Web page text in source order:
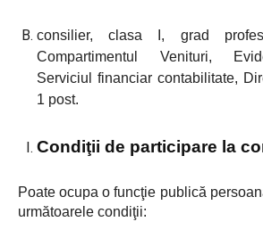
consilier, clasa I, grad
Compartimentul Venituri,
Serviciul financiar contabilitate,
1 post.
Condiţii de participare la
Poate ocupa o funcţie publică
următoarele condiţii: